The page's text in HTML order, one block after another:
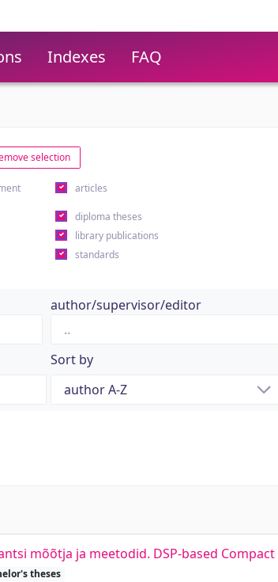
Indexes FAQ
selection
articles
diploma theses
library publications
standards
author/supervisor/editor
Sort by
mõõtja ja meetodid. DSP-based
theses